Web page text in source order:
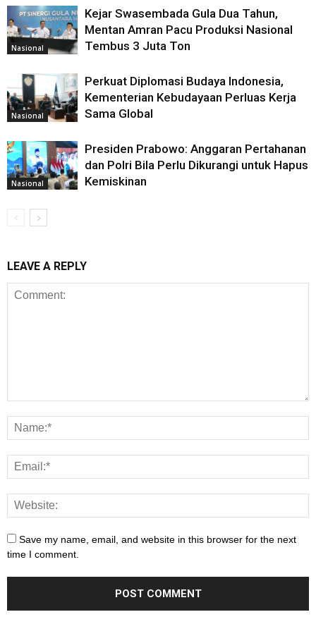
Nasional
Kejar Swasembada Gula Dua Tahun,
Mentan Amran Pacu Produksi Nasional
Tembus 3 Juta Ton
Nasional
Perkuat Diplomasi Budaya Indonesia,
Kementerian Kebudayaan Perluas Kerja
Sama Global
Nasional
Presiden Prabowo: Anggaran Pertahanan
dan Polri Bila Perlu Dikurangi untuk Hapus
Kemiskinan
LEAVE A REPLY
Save my name, email, and website in this browser for the next
time I comment.